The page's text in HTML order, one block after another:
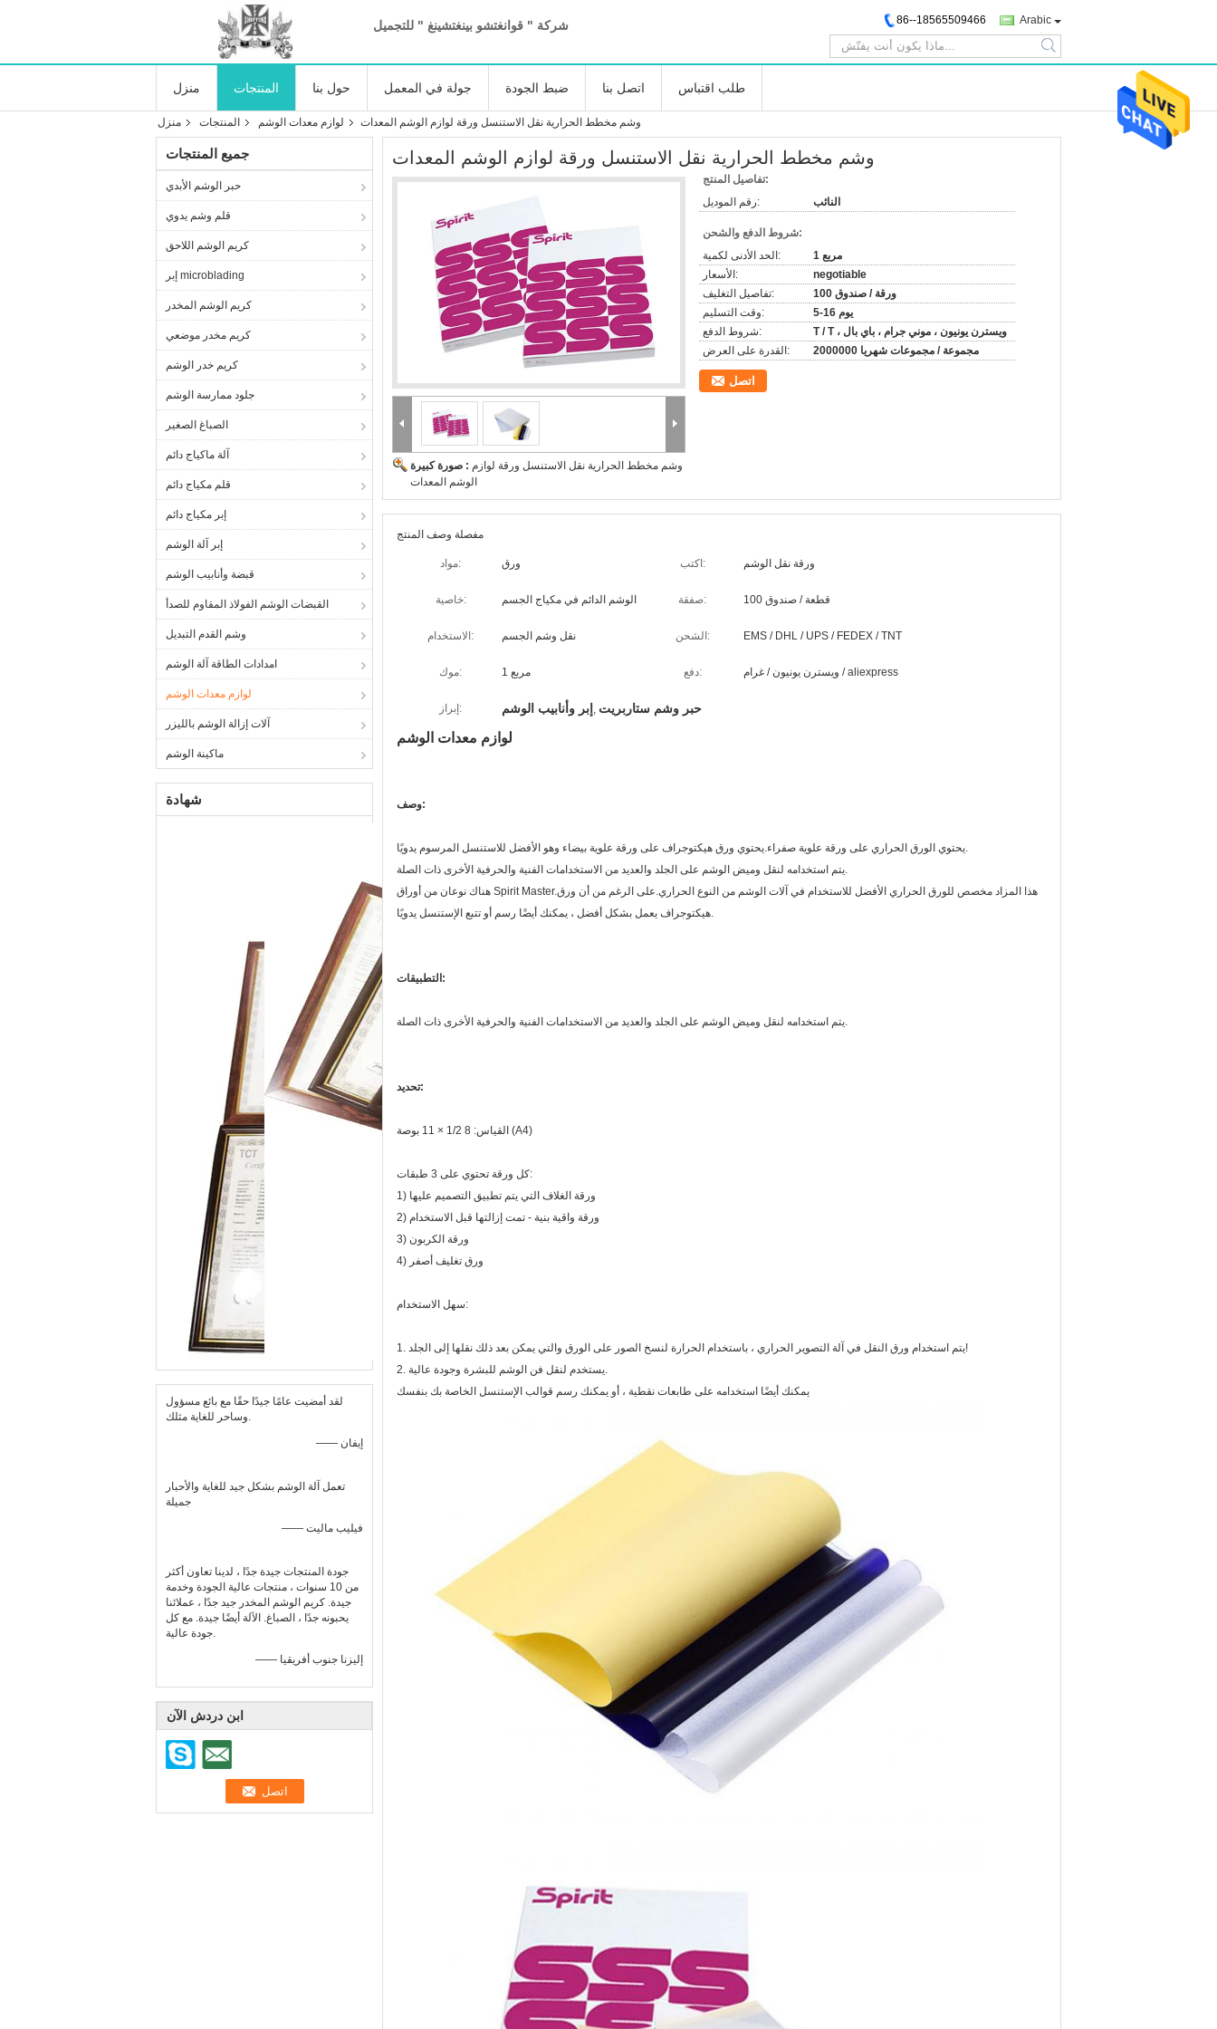
شركة " قوانغتشو بينغتشينغ " للتجميل Arabic
86--18565509466
search
منزل المنتجات حول بنا جولة في المعمل ضبط الجودة اتصل بنا طلب اقتباس
منزل المنتجات لوازم معدات الوشم وشم مخطط الحرارية نقل الاستنسل ورقة لوازم الوشم المعدات
جميع المنتجات
حبر الوشم الأبدي
قلم وشم يدوي
كريم الوشم اللاحق
إبر microblading
كريم الوشم المخدر
كريم مخدر موضعي
كريم خدر الوشم
جلود ممارسة الوشم
الصباغ الصغير
آلة ماكياج دائم
قلم مكياج دائم
إبر مكياج دائم
إبر آلة الوشم
قبضة وأنابيب الوشم
القبضات الوشم الفولاذ المقاوم للصدأ
وشم القدم التبديل
امدادات الطاقة آلة الوشم
لوازم معدات الوشم
آلات إزالة الوشم بالليزر
ماكينة الوشم
شهادة
لقد أمضيت عامًا جيدًا حقًا مع بائع مسؤول
وساحر للغاية مثلك.
—— إيفان
تعمل آلة الوشم بشكل جيد للغاية والأحبار
جميلة
—— فيليب ماليت
جودة المنتجات جيدة جدًا ، لدينا تعاون أكثر
من 10 سنوات ، منتجات عالية الجودة وخدمة
جيدة. كريم الوشم المخدر جيد جدًا ، عملائنا
يحبونه جدًا ، الصباغ. الآلة أيضًا جيدة. مع كل
جودة عالية.
—— إليزنا جنوب أفريقيا
ابن دردش الآن
وشم مخطط الحرارية نقل الاستنسل ورقة لوازم الوشم المعدات
صورة كبيرة : وشم مخطط الحرارية نقل الاستنسل ورقة لوازم
الوشم المعدات
تفاصيل المنتج:
رقم الموديل:
النائب
شروط الدفع والشحن:
الحد الأدنى لكمية:
1 مربع
الأسعار:
negotiable
تفاصيل التغليف:
100 ورقة / صندوق
وقت التسليم:
5-16 يوم
شروط الدفع:
T / T ، ويسترن يونيون ، موني جرام ، باي بال
القدرة على العرض:
2000000 مجموعة / مجموعات شهريا
اتصل
مفصلة وصف المنتج
مواد: ورق اكتب: ورقة نقل الوشم
خاصية: الوشم الدائم في مكياج الجسم صفقة: 100 قطعة / صندوق
الاستخدام: نقل وشم الجسم الشحن: EMS / DHL / UPS / FEDEX / TNT
موك: 1 مربع دفع: ويسترن يونيون / غرام / aliexpress
إبراز: إبر وأنابيب الوشم , حبر وشم ستاربريت
لوازم معدات الوشم
وصف:
يحتوي الورق الحراري على ورقة علوية صفراء.يحتوي ورق هيكتوجراف على ورقة علوية بيضاء وهو الأفضل للاستنسل المرسوم يدويًا.
يتم استخدامه لنقل وميض الوشم على الجلد والعديد من الاستخدامات الفنية والحرفية الأخرى ذات الصلة.
هناك نوعان من أوراق Spirit Master.هذا المزاد مخصص للورق الحراري الأفضل للاستخدام في آلات الوشم من النوع الحراري.على الرغم من أن ورق
هيكتوجراف يعمل بشكل أفضل ، يمكنك أيضًا رسم أو تتبع الإستنسل يدويًا.
التطبيقات:
يتم استخدامه لنقل وميض الوشم على الجلد والعديد من الاستخدامات الفنية والحرفية الأخرى ذات الصلة.
تحديد:
القياس: 8 1/2 × 11 بوصة (A4)
كل ورقة تحتوي على 3 طبقات:
1) ورقة الغلاف التي يتم تطبيق التصميم عليها
2) ورقة واقية بنية - تمت إزالتها قبل الاستخدام
3) ورقة الكربون
4) ورق تغليف أصفر
سهل الاستخدام:
1. يتم استخدام ورق النقل في آلة التصوير الحراري ، باستخدام الحرارة لنسخ الصور على الورق والتي يمكن بعد ذلك نقلها إلى الجلد!
2. يستخدم لنقل فن الوشم للبشرة وجودة عالية.
يمكنك أيضًا استخدامه على طابعات نقطية ، أو يمكنك رسم قوالب الإستنسل الخاصة بك بنفسك